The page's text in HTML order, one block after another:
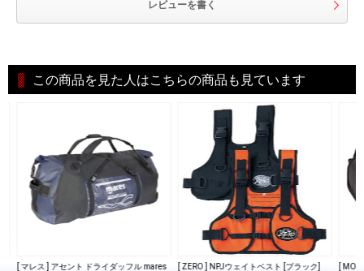
レビューを書く
この商品を見た人はこちらの商品も見ています
[ マレス ] アセント ドライダッフル mares [ ZERO ] NPJウェイトベスト [ブラック] [